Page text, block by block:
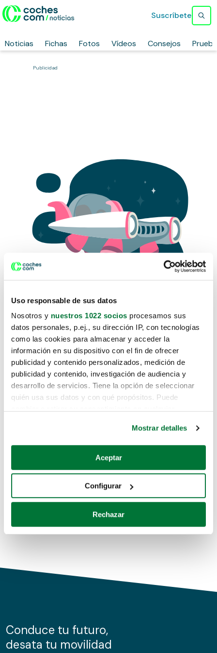
Uso responsable de sus datos
Nosotros y nuestros 1022 socios procesamos sus
datos personales, p.ej., su dirección IP, con tecnologías
como las cookies para almacenar y acceder la
información en su dispositivo con el fin de ofrecer
publicidad y contenido personalizados, medición de
publicidad y contenido, investigación de audiencia y
desarrollo de servicios. Tiene la opción de seleccionar
quién usa sus datos y con qué propósitos. Puede
Si lo permite, también quisiéramos:
Recopilar información sobre su ubicación geográfica
Identificar su dispositivo analizándolo activamente
para buscar características específicas (huellas
Obtenga más información sobre cómo se procesan sus
de cookies.
información sobre el uso que haga del sitio web con
nuestros partners de redes sociales, publicidad y análisis
Mostrar detalles
Aceptar
Configurar
Rechazar
Noticias Fichas Fotos Vídeos Consejos
Suscríbete
Publicidad
Lo sentimos, no sabemos como
te hemos traido hasta aquí.
Pero puedes encontrar el coche que estás
buscando en alguno de estos enlaces:
Coches de segunda mano
Coches de km0
Conduce tu futuro,
desata tu movilidad